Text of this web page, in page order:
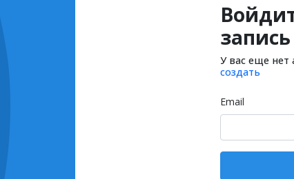
запись
У вас еще нет
создать
Email